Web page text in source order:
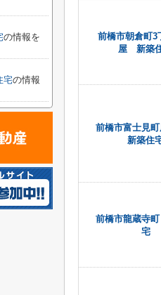
前橋市朝倉町
屋 新築
前橋市富士見
新築住
前橋市龍蔵寺
宅
の情報を
宅の情報